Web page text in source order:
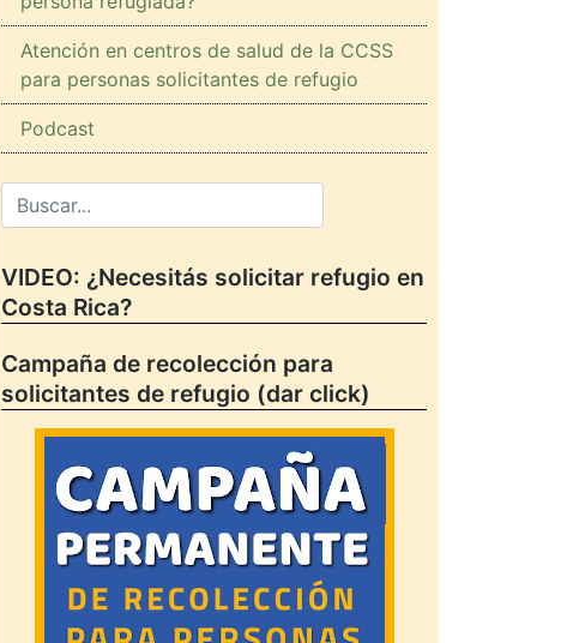
Atención en centros de salud de la CCSS
para personas solicitantes de refugio
Podcast
VIDEO: ¿Necesitás solicitar refugio en
Costa Rica?
Campaña de recolección para
solicitantes de refugio (dar click)